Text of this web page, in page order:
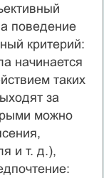
поведение
критерий:
начинается
таких
за
можно
и т. д.),